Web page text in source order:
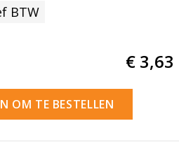
BTW
€ 3,63
OM TE BESTELLEN